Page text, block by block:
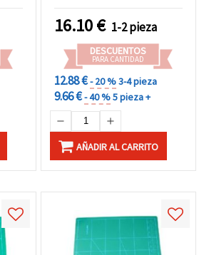
16.10€ 1-2 pieza
DESCUENTOS
PARA CANTIDAD
12.88 €- 20 %3-4 pieza
9.66 €- 40 %5 pieza +
AÑADIR AL CARRITO